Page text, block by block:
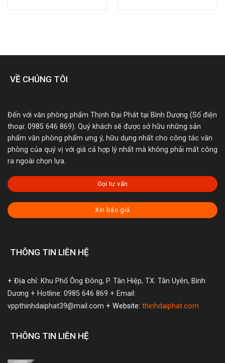
VỀ CHÚNG TÔI
Đến với văn phòng phẩm Thịnh Đại Phát tại Bình Dương (Số điện
thoại: 0985 646 869). Quý khách sẽ được sở hữu những sản
phẩm văn phòng phẩm ưng ý, hữu dụng nhất cho công tác văn
phòng của quý vị với giá cả hợp lý nhất mà không phải mất công
ra ngoài chọn lựa.
Gọi tư vấn
Xin báo giá
THÔNG TIN LIÊN HỆ
+ Địa chỉ: Khu Phố Ông Đông, P. Tân Hiệp, TX. Tân Uyên, Bình
Dương + Hotline: 0985 646 869 + Email:
vppthinhdaiphat39@mail.com + Website: thinhdaiphat.com
THÔNG TIN LIÊN HỆ